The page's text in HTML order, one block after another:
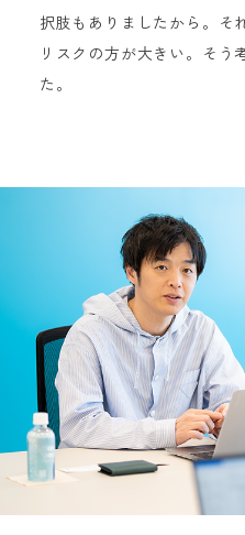
択肢もありましたから。そ
リスクの方が大きい。そう
た。